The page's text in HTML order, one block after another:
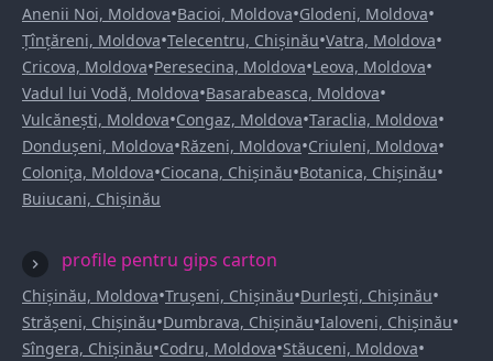
Anenii Noi, Moldova•Bacioi, Moldova•Glodeni, Moldova•
Țînțăreni, Moldova•Telecentru, Chișinău•Vatra, Moldova•
Cricova, Moldova•Peresecina, Moldova•Leova, Moldova•
Vadul lui Vodă, Moldova•Basarabeasca, Moldova•
Vulcănești, Moldova•Congaz, Moldova•Taraclia, Moldova•
Dondușeni, Moldova•Răzeni, Moldova•Criuleni, Moldova•
Colonița, Moldova•Ciocana, Chișinău•Botanica, Chișinău•
Buiucani, Chișinău
profile pentru gips carton
Chișinău, Moldova•Trușeni, Chișinău•Durlești, Chișinău•
Strășeni, Chișinău•Dumbrava, Chișinău•Ialoveni, Chișinău•
Sîngera, Chișinău•Codru, Moldova•Stăuceni, Moldova•